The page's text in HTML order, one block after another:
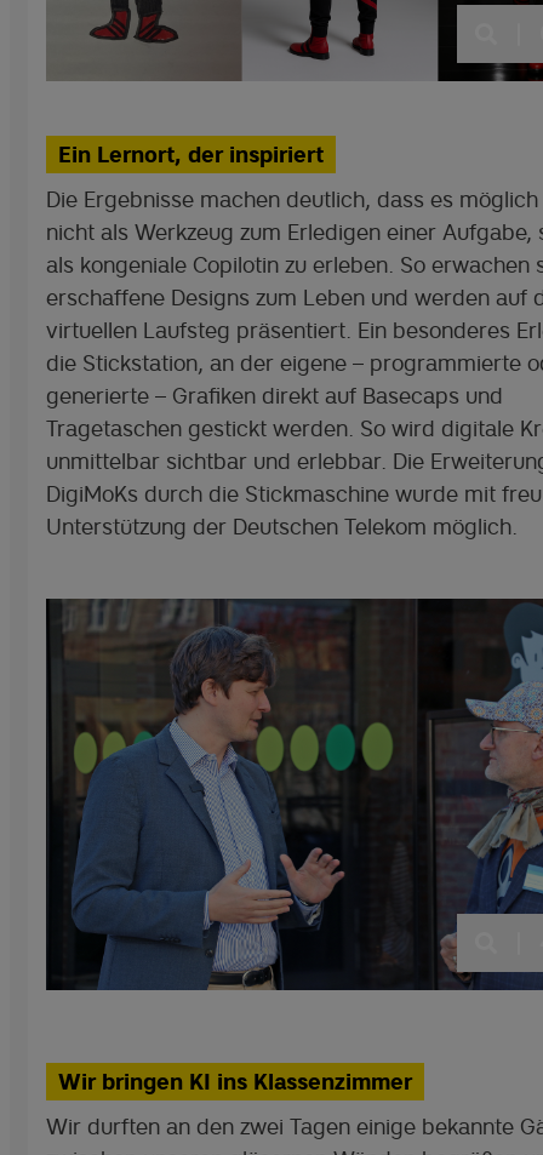
Ein Lernort, der inspiriert
Die Ergebnisse machen deutlich, dass es möglich
nicht als Werkzeug zum Erledigen einer Aufgabe,
als kongeniale Copilotin zu erleben. So erwachen
erschaffene Designs zum Leben und werden auf
virtuellen Laufsteg präsentiert. Ein besonderes
die Stickstation, an der eigene – programmierte
generierte – Grafiken direkt auf Basecaps und
Tragetaschen gestickt werden. So wird digitale
unmittelbar sichtbar und erlebbar. Die
DigiMoKs durch die Stickmaschine wurde mit
Unterstützung der Deutschen Telekom möglich.
Wir bringen KI ins Klassenzimmer
Wir durften an den zwei Tagen einige bekannte